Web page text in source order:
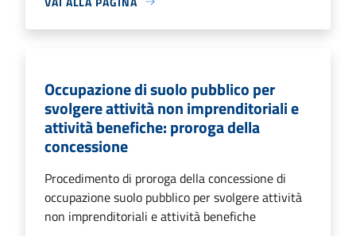
Occupazione di suolo pubblico per
svolgere attività non imprenditoriali e
attività benefiche: proroga della
concessione
Procedimento di proroga della concessione di
occupazione suolo pubblico per svolgere attività
non imprenditoriali e attività benefiche